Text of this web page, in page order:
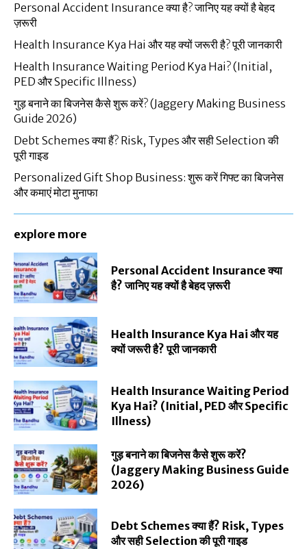
Personal Accident Insurance क्या है? जानिए यह क्यों है बेहद
ज़रूरी
Health Insurance Kya Hai और यह क्यों जरूरी है? पूरी जानकारी
Health Insurance Waiting Period Kya Hai? (Initial,
PED और Specific Illness)
गुड़ बनाने का बिजनेस कैसे शुरू करें? (Jaggery Making Business
Guide 2026)
Debt Schemes क्या हैं? Risk, Types और सही Selection की
पूरी गाइड
Personalized Gift Shop Business: शुरू करें गिफ्ट का बिजनेस
और कमाएं मोटा मुनाफा
explore more
Personal Accident Insurance क्या
है? जानिए यह क्यों है बेहद ज़रूरी
Health Insurance Kya Hai और यह
क्यों जरूरी है? पूरी जानकारी
Health Insurance Waiting Period
Kya Hai? (Initial, PED और Specific
Illness)
गुड़ बनाने का बिजनेस कैसे शुरू करें?
(Jaggery Making Business Guide
2026)
Debt Schemes क्या हैं? Risk, Types
और सही Selection की पूरी गाइड